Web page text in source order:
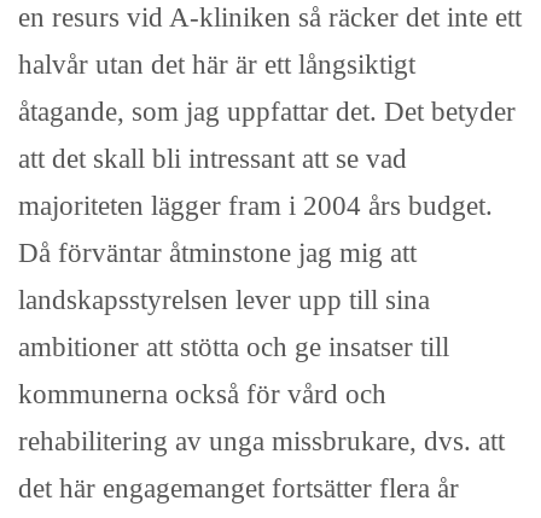
en resurs vid A-kliniken så räcker det inte ett
halvår utan det här är ett långsiktigt
åtagande, som jag uppfattar det. Det betyder
att det skall bli intressant att se vad
majoriteten lägger fram i 2004 års budget.
Då förväntar åtminstone jag mig att
landskapsstyrelsen lever upp till sina
ambitioner att stötta och ge insatser till
kommunerna också för vård och
rehabilitering av unga missbrukare, dvs. att
det här engagemanget fortsätter flera år